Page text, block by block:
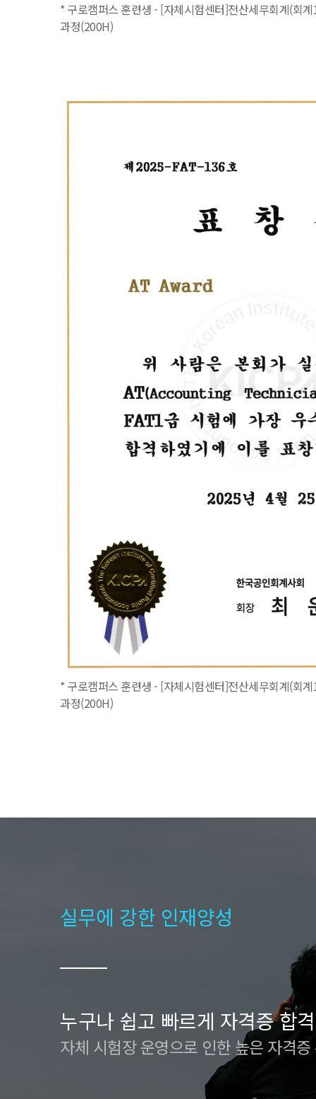
* 구로캠퍼스 훈련생 - [자체시험센터]전산세무회계(회
과정(200H)
* 구로캠퍼스 훈련생 - [자체시험센터]전산세무회계(회
과정(200H)
실무에 강한 인재양성
누구나 쉽고 빠르게 자격증 합
자체 시험장 운영으로 인한 높은 자격